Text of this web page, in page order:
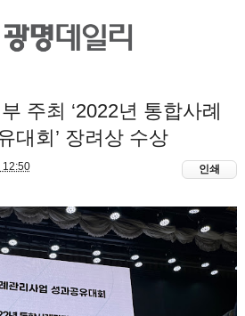
주최 ‘2022년 통합사례
대회’ 장려상 수상
12:50 인쇄